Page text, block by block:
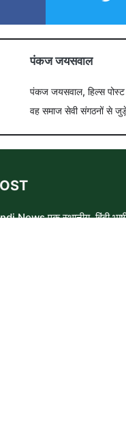
पंकज जयसवाल
पंकज जयसवाल, हिल्स पोस्ट
वह समाज सेवी संगठनों से जुड़े
News एक स्थानीय, हिंदी